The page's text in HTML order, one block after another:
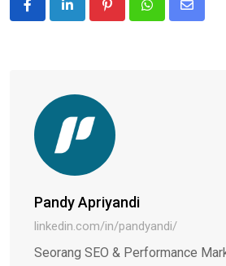
PinterestWhatsappShare
Pandy Apriyandi
linkedin.com/in/pandyandi/
Seorang SEO & Performance